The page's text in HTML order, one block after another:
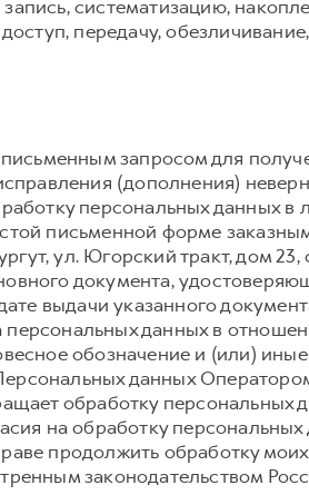
систематизацию,
передачу,
письменным запросом для
(дополнения)
персональных данных
письменной форме
ул. Югорский тракт, дом
документа,
выдачи указанного
данных в
обозначение и (или)
данных
обработку
на обработку
продолжить обработку
законодательством